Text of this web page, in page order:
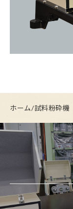
ホーム/試料粉砕機